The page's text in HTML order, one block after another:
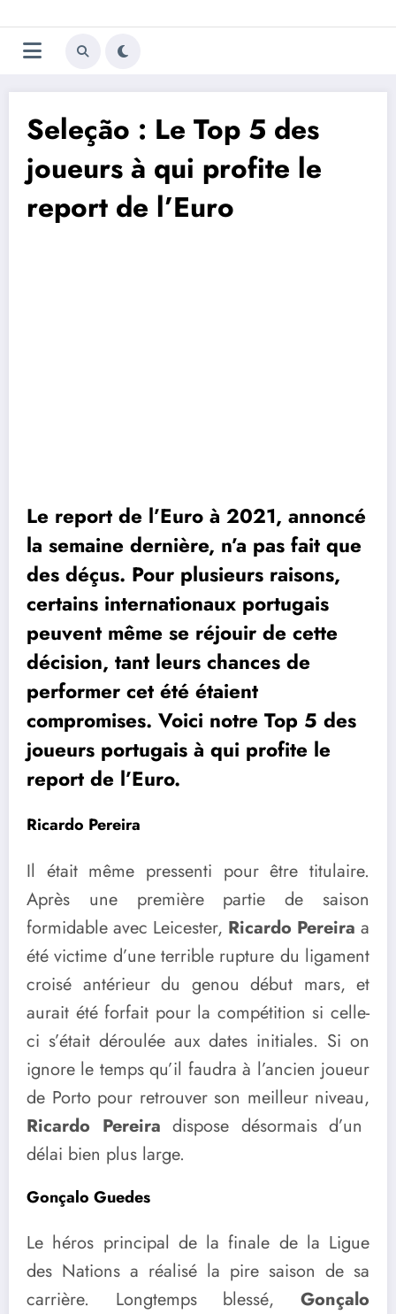
au
contenu
Trivela
L'actualité du football
Seleção : Le Top 5 des
joueurs à qui profite le
report de l’Euro
Le report de l’Euro à 2021, annoncé
la semaine dernière, n’a pas fait que
des déçus. Pour plusieurs raisons,
certains internationaux portugais
peuvent même se réjouir de cette
décision, tant leurs chances de
performer cet été étaient
compromises. Voici notre Top 5 des
joueurs portugais à qui profite le
report de l’Euro.
Ricardo Pereira
Il était même pressenti pour être titulaire.
Après une première partie de saison
formidable avec Leicester, Ricardo Pereira a
été victime d’une terrible rupture du ligament
croisé antérieur du genou début mars, et
aurait été forfait pour la compétition si celle-
ci s’était déroulée aux dates initiales. Si on
ignore le temps qu’il faudra à l’ancien joueur
de Porto pour retrouver son meilleur niveau,
Ricardo Pereira dispose désormais d’un
délai bien plus large.
Gonçalo Guedes
Le héros principal de la finale de la Ligue
des Nations a réalisé la pire saison de sa
carrière. Longtemps blessé, Gonçalo